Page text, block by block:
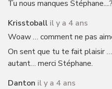
Tu nous manques Stéphane....?
Krisstoball il y a 4 ans
Woaw … comment ne pas
On sent que tu te fait plaisir
autant… merci Stéphane.
Danton il y a 4 ans